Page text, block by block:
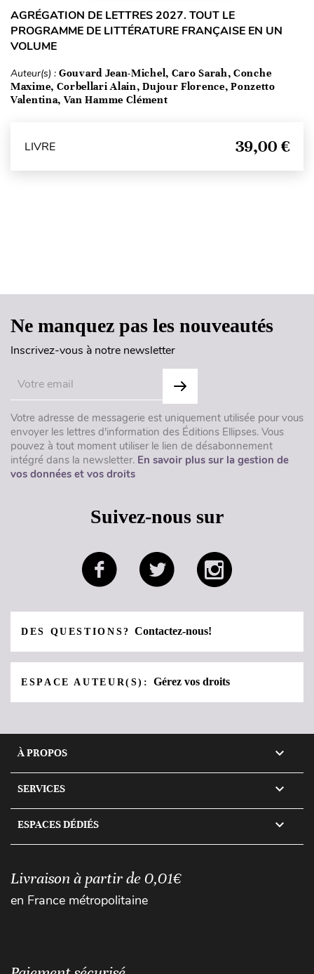
AGRÉGATION DE LETTRES 2027. TOUT LE
PROGRAMME DE LITTÉRATURE FRANÇAISE EN UN
VOLUME
Auteur(s) : Gouvard Jean-Michel, Caro Sarah, Conche
Maxime, Corbellari Alain, Dujour Florence, Ponzetto
Valentina, Van Hamme Clément
LIVRE 39,00 €
Ne manquez pas les nouveautés
Inscrivez-vous à notre newsletter
Votre adresse de messagerie est uniquement utilisée pour vous
envoyer les lettres d'information des Éditions Ellipses. Vous
pouvez à tout moment utiliser le lien de désabonnement
intégré dans la newsletter. En savoir plus sur la gestion de
vos données et vos droits
Suivez-nous sur
DES QUESTIONS?Contactez-nous!
ESPACE AUTEUR(S):Gérez vos droits
À PROPOS 
SERVICES 
ESPACES DÉDIÉS 
Livraison à partir de 0,01€
en France métropolitaine